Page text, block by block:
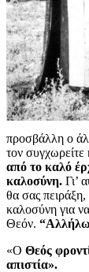
προσβάλλη ο
τον συγχωρείτε
από το καλό
καλοσύνη. Γι’
θα σας πειράξη,
καλοσύνη για
Θεόν.
«Ο Θεός
απιστία».